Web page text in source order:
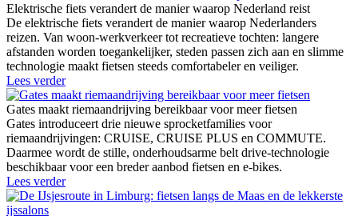
Elektrische fiets verandert de manier waarop Nederland reist
De elektrische fiets verandert de manier waarop Nederlanders
reizen. Van woon-werkverkeer tot recreatieve tochten: langere
afstanden worden toegankelijker, steden passen zich aan en slimme
technologie maakt fietsen steeds comfortabeler en veiliger.
Lees verder
Gates maakt riemaandrijving bereikbaar voor meer fietsen
Gates introduceert drie nieuwe sprocketfamilies voor
riemaandrijvingen: CRUISE, CRUISE PLUS en COMMUTE.
Daarmee wordt de stille, onderhoudsarme belt drive-technologie
beschikbaar voor een breder aanbod fietsen en e-bikes.
Lees verder